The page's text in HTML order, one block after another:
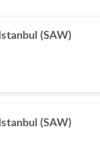
Istanbul (SAW)
Istanbul (SAW)